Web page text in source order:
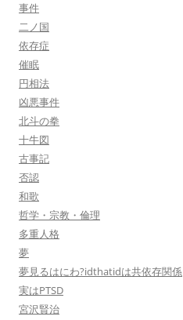
事件
二ノ国
依存症
催眠
円相法
凶悪事件
北斗の拳
十牛図
古事記
否認
和歌
哲学・宗教・倫理
多重人格
夢
夢見るはにわ?idthatidは共依存関係
実はPTSD
宮沢賢治